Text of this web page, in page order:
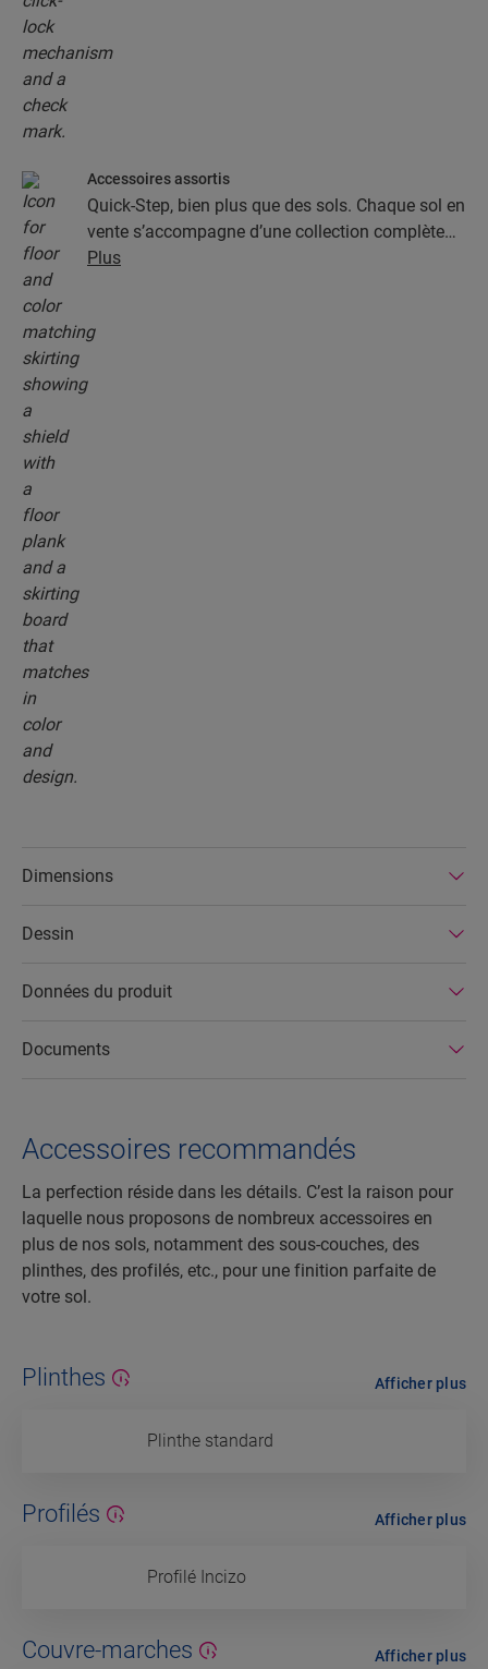
Accessoires assortis
Quick-Step, bien plus que des sols. Chaque sol en
vente s’accompagne d’une collection complète
d’accessoires, parmi lesquels des sous-couches,
Plus
Dimensions
Dessin
Données du produit
Documents
Accessoires recommandés
La perfection réside dans les détails. C’est la raison pour
laquelle nous proposons de nombreux accessoires en
plus de nos sols, notamment des sous-couches, des
plinthes, des profilés, etc., pour une finition parfaite de
votre sol.
Plinthes
Plinthe standard
Afficher plus
Profilés
Profilé Incizo
Afficher plus
Couvre-marches Afficher plus